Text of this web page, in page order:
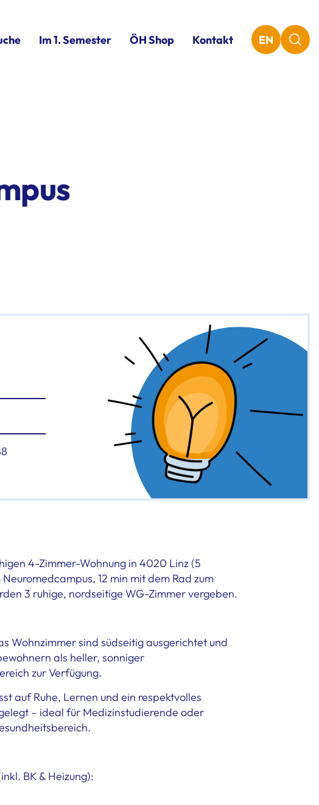
Im 1. Semester ÖH Shop Kontakt EN
4-Zimmer-Wohnung in 4020 Linz (5
12 min mit dem Rad zum
3 ruhige, nordseitige WG-Zimmer vergeben.
Wohnzimmer sind südseitig ausgerichtet und
als heller, sonniger
zur Verfügung.
auf Ruhe, Lernen und ein respektvolles
– ideal für Medizinstudierende oder
BK & Heizung):